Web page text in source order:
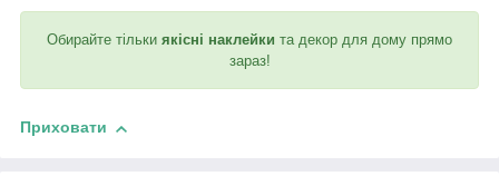
Обирайте тільки якісні наклейки та декор для дому прямо
зараз!
Приховати